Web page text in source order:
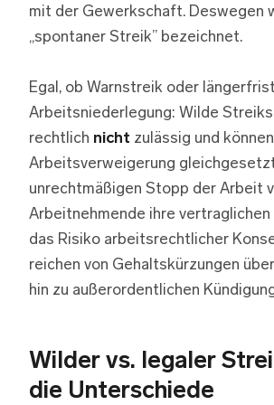
mit der Gewerkschaft. Deswegen
„spontaner Streik” bezeichnet.
Egal, ob Warnstreik oder
Arbeitsniederlegung: Wilde
rechtlich nicht zulässig und
Arbeitsverweigerung
unrechtmäßigen Stopp der Arbeit
Arbeitnehmende ihre
das Risiko arbeitsrechtlicher
reichen von Gehaltskürzungen über
hin zu außerordentlichen
Wilder vs. legaler
die Unterschiede